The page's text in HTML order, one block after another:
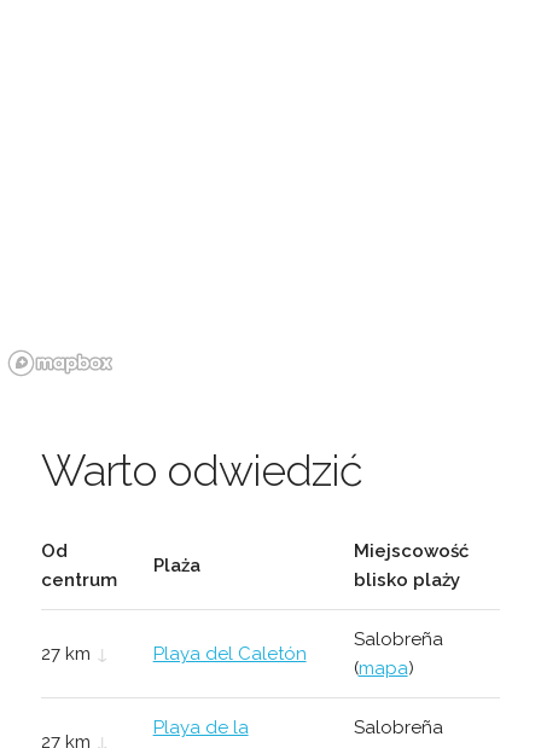
Warto odwiedzić
Od
centrum
Plaża
Miejscowość
blisko plaży
27 km ↓ Playa del Caletón
Salobreña
(mapa)
27 km ↓
Playa de la
Salobreña